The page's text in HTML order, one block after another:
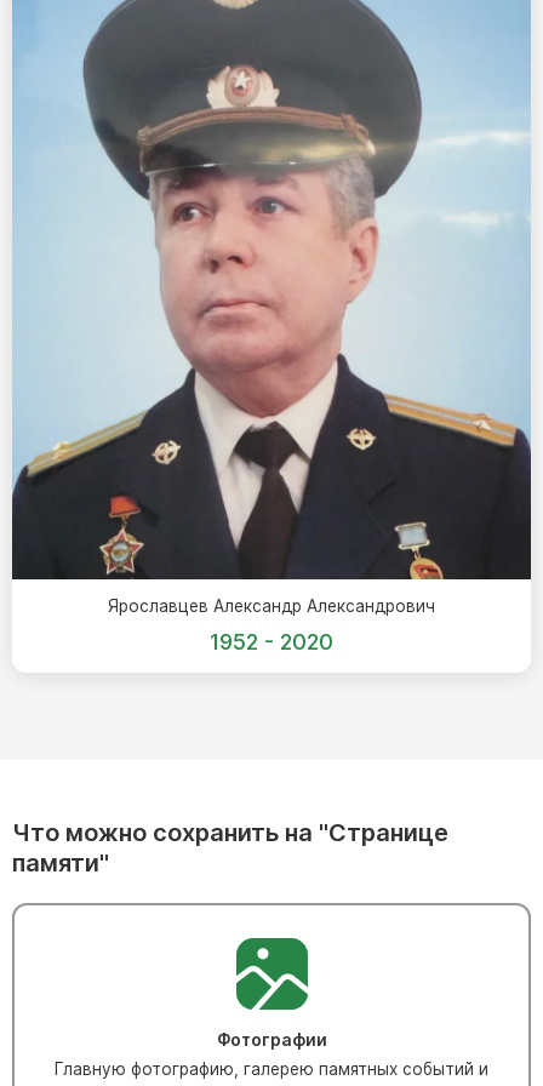
Памятники стандартные
Памятники черные
Памятники со свечей
Памятники в виде дерева
Памятники с лебедями
Памятники в форме волны
Хачкары
Памятники ростовые
Памятники в форме скалы
Памятник Родителям
Мемориальные доски
Буквы из латуни
Ограды из гранита
Ограды из чугуна
Вазы полимерные
Венки
Вазы из гранита
Скульптуры в полный рост
Скульптуры "Ангел" литиевые
Ярославцев Александр Александрович
1952 - 2020
Что можно сохранить на "Странице
памяти"
Фотографии
Главную фотографию, галерею памятных событий и